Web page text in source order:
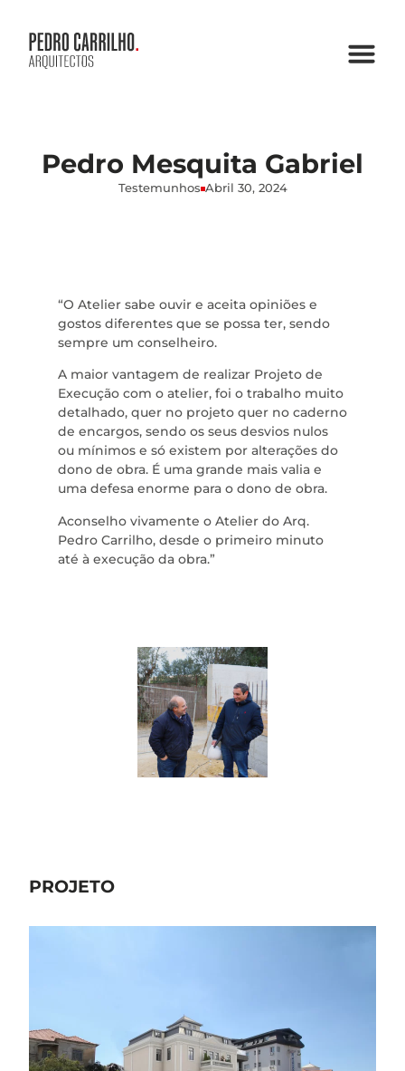
Pedro Mesquita Gabriel
Testemunhos Abril 30, 2024
“O Atelier sabe ouvir e aceita opiniões e
gostos diferentes que se possa ter, sendo
sempre um conselheiro.
A maior vantagem de realizar Projeto de
Execução com o atelier, foi o trabalho muito
detalhado, quer no projeto quer no caderno
de encargos, sendo os seus desvios nulos
ou mínimos e só existem por alterações do
dono de obra. É uma grande mais valia e
uma defesa enorme para o dono de obra.
Aconselho vivamente o Atelier do Arq.
Pedro Carrilho, desde o primeiro minuto
até à execução da obra.”
PROJETO